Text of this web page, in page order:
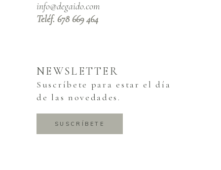
info@degaido.com
Teléf. 678 669 464
NEWSLETTER
Suscríbete para estar el día
de las novedades.
SUSCRÍBETE